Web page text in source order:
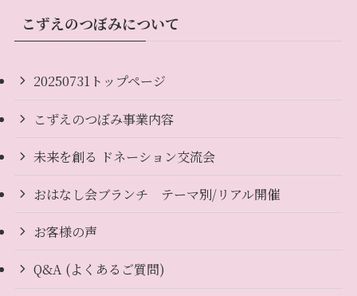
こずえのつぼみについて
20250731トップページ
こずえのつぼみ事業内容
未来を創る ドネーション交流会
おはなし会ブランチ テーマ別/リアル開催
お客様の声
Q&A (よくあるご質問)